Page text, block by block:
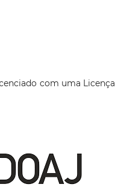
com uma Licença